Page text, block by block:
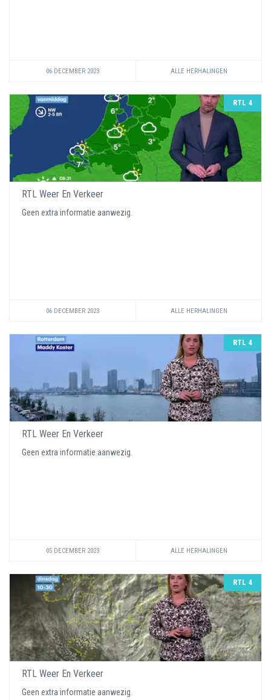
06 DECEMBER 2023 ALLE HERHALINGEN
RTL 4
RTL Weer En Verkeer
Geen extra informatie aanwezig.
06 DECEMBER 2023 ALLE HERHALINGEN
RTL 4
RTL Weer En Verkeer
Geen extra informatie aanwezig.
05 DECEMBER 2023 ALLE HERHALINGEN
RTL 4
RTL Weer En Verkeer
Geen extra informatie aanwezig.